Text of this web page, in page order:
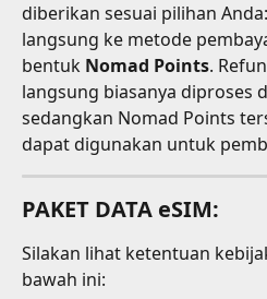
diberikan sesuai pilihan
langsung ke metode
bentuk Nomad Points.
langsung biasanya diproses
sedangkan Nomad Points
dapat digunakan untuk
PAKET DATA eSIM:
Silakan lihat ketentuan
bawah ini: